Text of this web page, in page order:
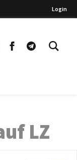
Login
LZ